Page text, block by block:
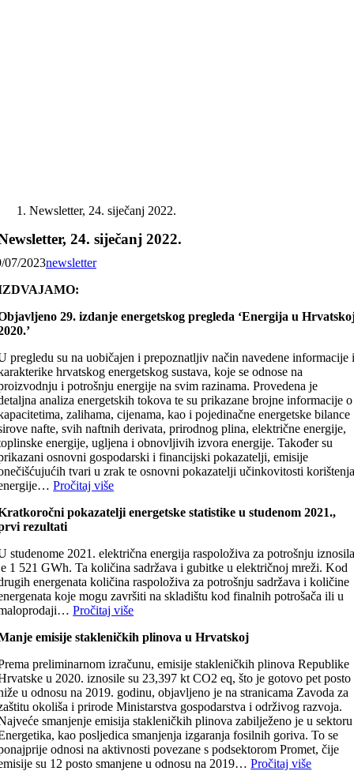
Newsletter, 24. siječanj 2022.
24. siječanj 2022.
07/2023newsletter
29. izdanje energetskog pregleda ‘Energija u
pregledu su na uobičajen i prepoznatljiv način navedene informacije
hrvatskog energetskog sustava, koje se odnose na
i potrošnju energije na svim razinama. Provedena je
analiza energetskih tokova te su prikazane brojne informacije o
zalihama, cijenama, kao i pojedinačne energetske bilance
nafte, svih naftnih derivata, prirodnog plina, električne energije,
energije, ugljena i obnovljivih izvora energije. Također su
osnovni gospodarski i financijski pokazatelji, emisije
tvari u zrak te osnovni pokazatelji učinkovitosti
Pročitaj više
pokazatelji energetske statistike u studenom 2021.,
rezultati
studenome 2021. električna energija raspoloživa za potrošnju
1 521 GWh. Ta količina sadržava i gubitke u električnoj mreži. Kod
energenata količina raspoloživa za potrošnju sadržava i količine
koje mogu završiti na skladištu kod finalnih potrošača ili u
Pročitaj više
emisije stakleničkih plinova u Hrvatskoj
preliminarnom izračunu, emisije stakleničkih plinova Republike
u 2020. iznosile su 23,397 kt CO2 eq, što je gotovo pet posto
u odnosu na 2019. godinu, objavljeno je na stranicama Zavoda za
okoliša i prirode Ministarstva gospodarstva i održivog razvoja.
smanjenje emisija stakleničkih plinova zabilježeno je u sektoru
kao posljedica smanjenja izgaranja fosilnih goriva. To se
odnosi na aktivnosti povezane s podsektorom Promet, čije
su 12 posto smanjene u odnosu na 2019…Pročitaj više